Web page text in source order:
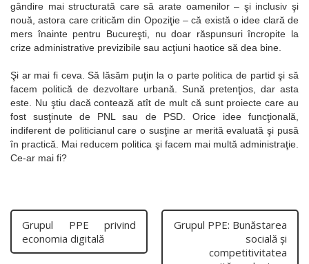
gândire mai structurată care să arate oamenilor – şi inclusiv şi
nouă, astora care criticăm din Opoziţie – că există o idee clară de
mers înainte pentru Bucureşti, nu doar răspunsuri încropite la
crize administrative previzibile sau acţiuni haotice să dea bine.
Şi ar mai fi ceva. Să lăsăm puţin la o parte politica de partid şi să
facem politică de dezvoltare urbană. Sună pretenţios, dar asta
este. Nu ştiu dacă contează atît de mult că sunt proiecte care au
fost susţinute de PNL sau de PSD. Orice idee funcţională,
indiferent de politicianul care o susţine ar merită evaluată şi pusă
în practică. Mai reducem politica şi facem mai multă administraţie.
Ce-ar mai fi?
Grupul PPE privind
economia digitală
Grupul PPE: Bunăstarea
socială şi
competitivitatea